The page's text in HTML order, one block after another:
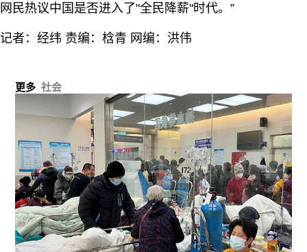
网民热议中国是否进入了"全民降薪"时代。”
记者：经纬 责编：梒青 网编：洪伟
更多 社会